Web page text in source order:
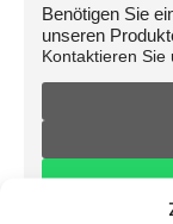
Benötigen Sie
unseren
Kontaktieren Sie